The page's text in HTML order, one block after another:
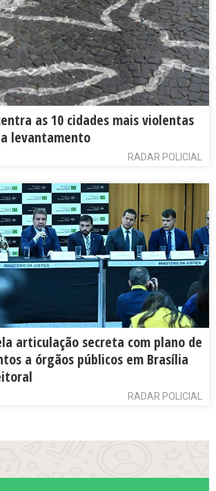
as 10 cidades mais violentas
levantamento
RADAR POLICIAL
articulação secreta com plano de
a órgãos públicos em Brasília
RADAR POLICIAL